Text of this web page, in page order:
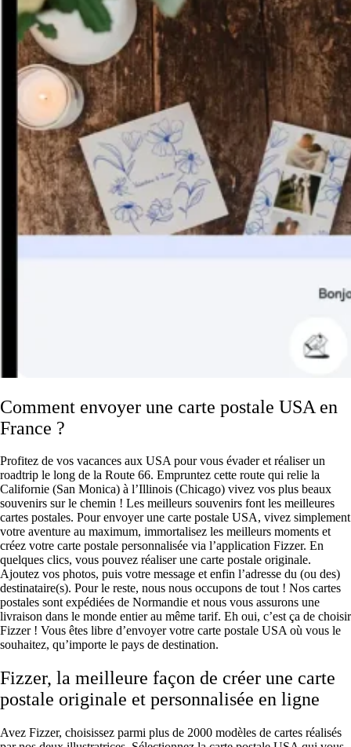
Comment envoyer une carte postale USA en
France ?
Profitez de vos vacances aux USA pour vous évader et réaliser un
roadtrip le long de la Route 66. Empruntez cette route qui relie la
Californie (San Monica) à l’Illinois (Chicago) vivez vos plus beaux
souvenirs sur le chemin ! Les meilleurs souvenirs font les meilleures
cartes postales. Pour envoyer une carte postale USA, vivez simplement
votre aventure au maximum, immortalisez les meilleurs moments et
créez votre carte postale personnalisée via l’application Fizzer. En
quelques clics, vous pouvez réaliser une carte postale originale.
Ajoutez vos photos, puis votre message et enfin l’adresse du (ou des)
destinataire(s). Pour le reste, nous nous occupons de tout ! Nos cartes
postales sont expédiées de Normandie et nous vous assurons une
livraison dans le monde entier au même tarif. Eh oui, c’est ça de choisir
Fizzer ! Vous êtes libre d’envoyer votre carte postale USA où vous le
souhaitez, qu’importe le pays de destination.
Fizzer, la meilleure façon de créer une carte
postale originale et personnalisée en ligne
Avez Fizzer, choisissez parmi plus de 2000 modèles de cartes réalisés